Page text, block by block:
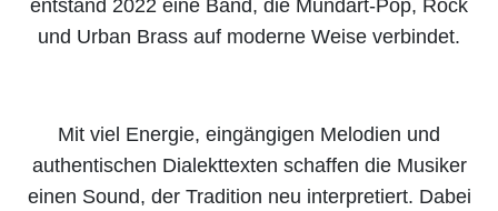
entstand 2022 eine Band, die Mundart-Pop, Rock
und Urban Brass auf moderne Weise verbindet.
Mit viel Energie, eingängigen Melodien und
authentischen Dialekttexten schaffen die Musiker
einen Sound, der Tradition neu interpretiert. Dabei